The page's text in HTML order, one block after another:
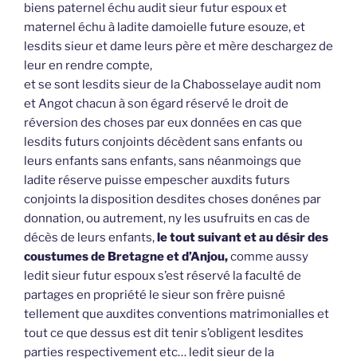
biens paternel échu audit sieur futur espoux et
maternel échu à ladite damoielle future esouze, et
lesdits sieur et dame leurs père et mère deschargez de
leur en rendre compte,
et se sont lesdits sieur de la Chabosselaye audit nom
et Angot chacun à son égard réservé le droit de
réversion des choses par eux données en cas que
lesdits futurs conjoints décèdent sans enfants ou
leurs enfants sans enfants, sans néanmoings que
ladite réserve puisse empescher auxdits futurs
conjoints la disposition desdites choses donénes par
donnation, ou autrement, ny les usufruits en cas de
décès de leurs enfants,le tout suivant et au désir des
coustumes de Bretagne et d’Anjou,comme aussy
ledit sieur futur espoux s’est réservé la faculté de
partages en propriété le sieur son frère puisné
tellement que auxdites conventions matrimonialles et
tout ce que dessus est dit tenir s’obligent lesdites
parties respectivement etc… ledit sieur de la